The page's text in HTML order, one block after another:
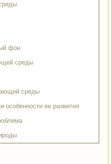
фон
среды
среды
особенности ее развития